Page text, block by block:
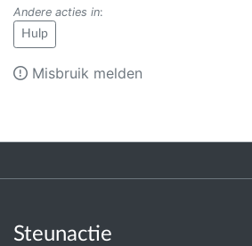
Andere acties in:
Hulp
Misbruik melden
Steunactie